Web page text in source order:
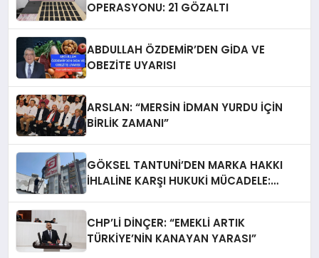
OPERASYONU: 21 GÖZALTI
ABDULLAH ÖZDEMİR’DEN GİDA VE
OBEZİTE UYARISI
ARSLAN: “MERSİN İDMAN YURDU İÇİN
BİRLİK ZAMANI”
GÖKSEL TANTUNİ’DEN MARKA HAKKI
İHLALİNE KARŞI HUKUKİ MÜCADELE:
CHP’Lİ DİNÇER: “EMEKLİ ARTIK
TÜRKİYE’NİN KANAYAN YARASI”